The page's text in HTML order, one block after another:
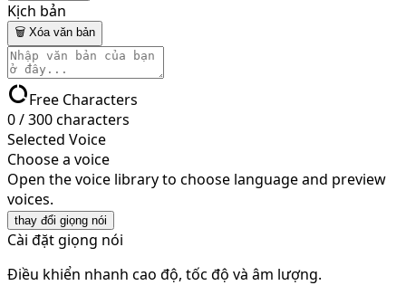
Kịch bản
🗑 Xóa văn bản
data_usageFree Characters
0/300characters
Selected Voice
Choose a voice
Open the voice library to choose language and preview
voices.
thay đổi giọng nói
Cài đặt giọng nói
Điều khiển nhanh cao độ, tốc độ và âm lượng.